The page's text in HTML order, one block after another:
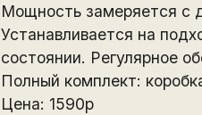
Мощность замеряется с
Устанавливается на
состоянии. Регулярное
Полный комплект:
Цена: 1590р